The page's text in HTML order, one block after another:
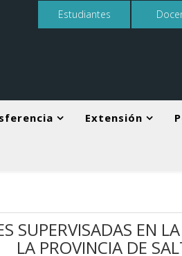
Estudiantes
Extensión
SUPERVISADAS EN
LA PROVINCIA DE